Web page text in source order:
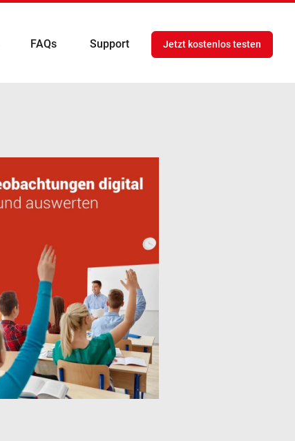
FAQs Support Jetzt kostenlos testen